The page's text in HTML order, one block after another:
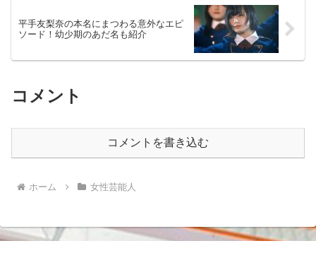
平手友梨奈の本名にまつわる意外なエピ
ソード！幼少期のあだ名も紹介
コメント
コメントを書き込む
ホーム 女性芸能人